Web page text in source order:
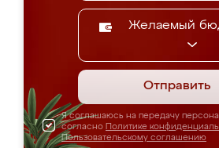
Желаемый
Отправить
Я соглашаюсь на передачу
согласно Политике
Пользовательскому соглашению